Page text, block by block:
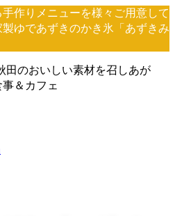
作りメニューを様々ご用意して
ゆであずきのかき氷「あずきみ
田のおいしい素材を召しあが
＆カフェ